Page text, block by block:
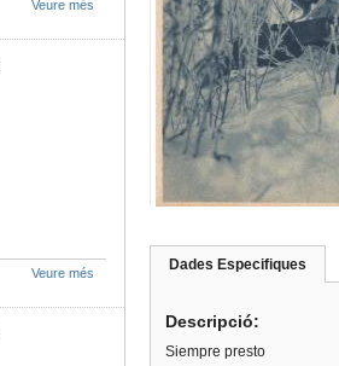
Dades Especifiques
Descripció:
Siempre presto
Veure més
Veure més